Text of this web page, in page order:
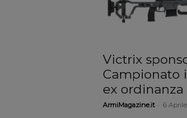
Victrix
Campionato
ex
ArmiMagazine.it 6 Aprile